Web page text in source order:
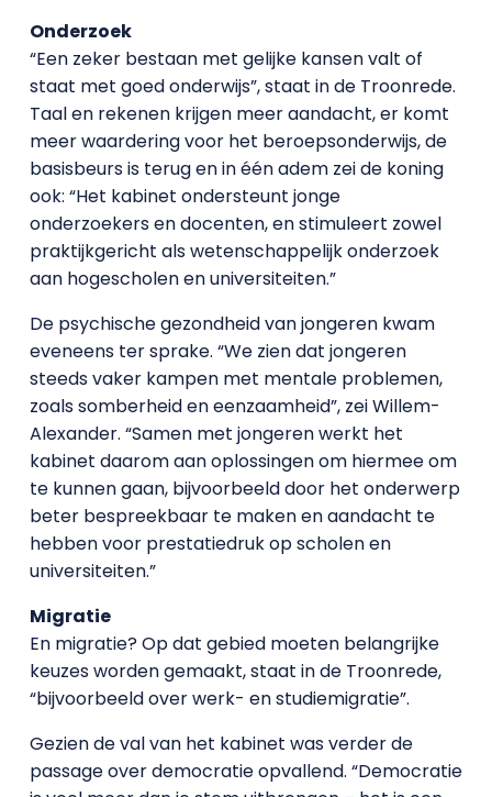
Onderzoek
“Een zeker bestaan met gelijke kansen valt of
staat met goed onderwijs”, staat in de Troonrede.
Taal en rekenen krijgen meer aandacht, er komt
meer waardering voor het beroepsonderwijs, de
basisbeurs is terug en in één adem zei de koning
ook: “Het kabinet ondersteunt jonge
onderzoekers en docenten, en stimuleert zowel
praktijkgericht als wetenschappelijk onderzoek
aan hogescholen en universiteiten.”
De psychische gezondheid van jongeren kwam
eveneens ter sprake. “We zien dat jongeren
steeds vaker kampen met mentale problemen,
zoals somberheid en eenzaamheid”, zei Willem-
Alexander. “Samen met jongeren werkt het
kabinet daarom aan oplossingen om hiermee om
te kunnen gaan, bijvoorbeeld door het onderwerp
beter bespreekbaar te maken en aandacht te
hebben voor prestatiedruk op scholen en
universiteiten.”
Migratie
En migratie? Op dat gebied moeten belangrijke
keuzes worden gemaakt, staat in de Troonrede,
“bijvoorbeeld over werk- en studiemigratie”.
Gezien de val van het kabinet was verder de
passage over democratie opvallend. “Democratie